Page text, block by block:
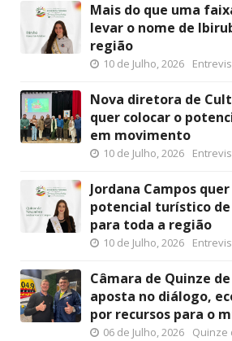
Mais do que uma
levar o nome de
região
10 de Julho, 2026
Nova diretora de
quer colocar o
em movimento
10 de Julho, 2026
Jordana Campos
potencial turístico de
para toda a região
10 de Julho, 2026
Câmara de Quinze
aposta no diálogo,
por recursos para o
06 de Julho, 2026 Quinze